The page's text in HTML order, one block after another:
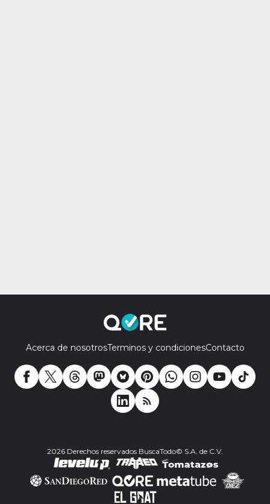
Acerca de nosotrosTerminos y condicionesContacto
2026 Derechos reservados BuscaTodo© S.A. de C.V.